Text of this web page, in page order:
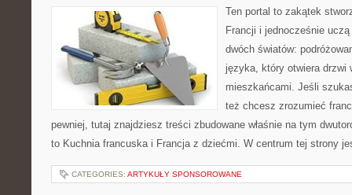
Ten portal to zakątek
Francji i jednocześnie
dwóch światów:
języka, który otwiera drzwi
mieszkańcami. Jeśli
też chcesz zrozumieć
pewniej, tutaj znajdziesz treści zbudowane właśnie na tym
to Kuchnia francuska i Francja z dziećmi. W centrum tej strony
CATEGORIES: ARTYKUŁY SPONSOROWANE